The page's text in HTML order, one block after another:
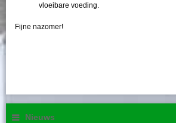
vloeibare voeding.
Fijne nazomer!
Nieuws